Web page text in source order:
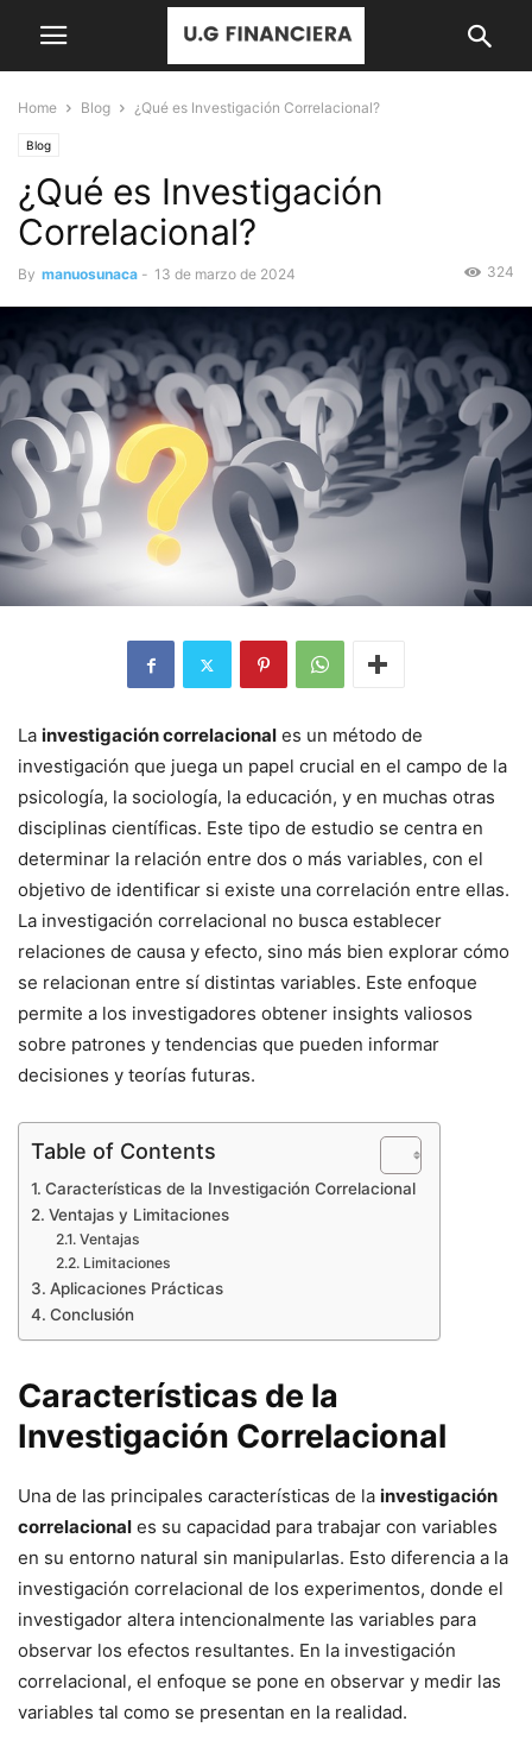
Home Blog ¿Qué es Investigación Correlacional?
Blog
¿Qué es Investigación
Correlacional?
By manuosunaca - 13 de marzo de 2024 324
La investigación correlacional es un método de
investigación que juega un papel crucial en el campo de la
psicología, la sociología, la educación, y en muchas otras
disciplinas científicas. Este tipo de estudio se centra en
determinar la relación entre dos o más variables, con el
objetivo de identificar si existe una correlación entre ellas.
La investigación correlacional no busca establecer
relaciones de causa y efecto, sino más bien explorar cómo
se relacionan entre sí distintas variables. Este enfoque
permite a los investigadores obtener insights valiosos
sobre patrones y tendencias que pueden informar
decisiones y teorías futuras.
Table of Contents
Características de la Investigación Correlacional
Ventajas y Limitaciones
Ventajas
Limitaciones
Aplicaciones Prácticas
Conclusión
Características de la
Investigación Correlacional
Una de las principales características de la investigación
correlacional es su capacidad para trabajar con variables
en su entorno natural sin manipularlas. Esto diferencia a la
investigación correlacional de los experimentos, donde el
investigador altera intencionalmente las variables para
observar los efectos resultantes. En la investigación
correlacional, el enfoque se pone en observar y medir las
variables tal como se presentan en la realidad.